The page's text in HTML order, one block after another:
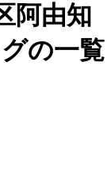
阿由知
の一覧